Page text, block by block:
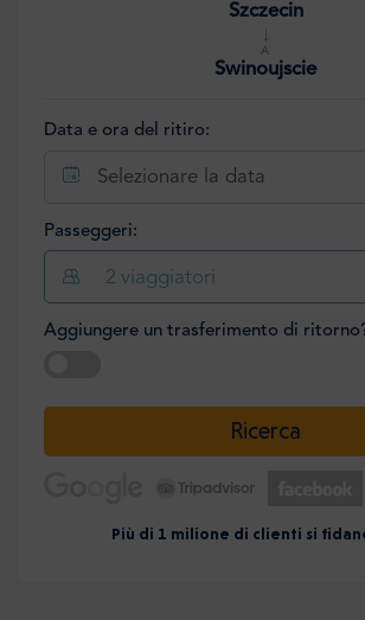
Szczecin
↓
A
Swinoujscie
Data e ora del ritiro:
Selezionare la data
Passeggeri:
2 viaggiatori
Aggiungere un trasferimento di
Ricerca
Più di 1 milione di clienti si